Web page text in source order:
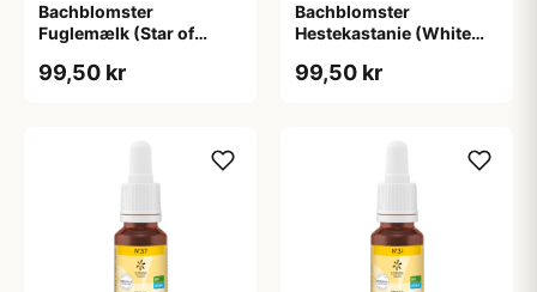
Bachblomster
Fuglemælk (Star of
99,50 kr
Bachblomster
Hestekastanie (White
99,50 kr